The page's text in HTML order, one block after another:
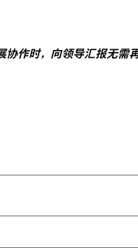
作时，向领导汇报无